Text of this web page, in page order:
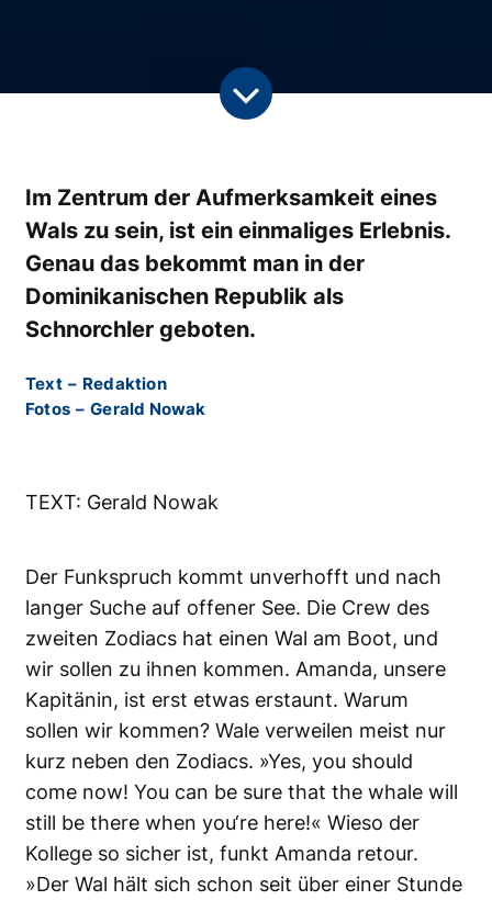
Im Zentrum der Aufmerksamkeit eines
Wals zu sein, ist ein einmaliges Erlebnis.
Genau das bekommt man in der
Dominikanischen Republik als
Schnorchler geboten.
Text – Redaktion
Fotos – Gerald Nowak
TEXT: Gerald Nowak
Der Funkspruch kommt unverhofft und nach
langer Suche auf offener See. Die Crew des
zweiten Zodiacs hat einen Wal am Boot, und
wir sollen zu ihnen kommen. Amanda, unsere
Kapitänin, ist erst etwas erstaunt. Warum
sollen wir kommen? Wale verweilen meist nur
kurz neben den Zodiacs. »Yes, you should
come now! You can be sure that the whale will
still be there when you‘re here!« Wieso der
Kollege so sicher ist, funkt Amanda retour.
»Der Wal hält sich schon seit über einer Stunde